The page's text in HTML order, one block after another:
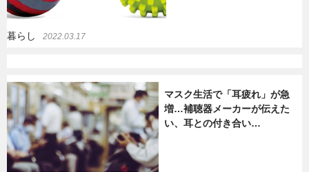
暮らし 2022.03.17
マスク生活で「耳疲れ」が急
増…補聴器メーカーが伝えた
い、耳との付き合い…